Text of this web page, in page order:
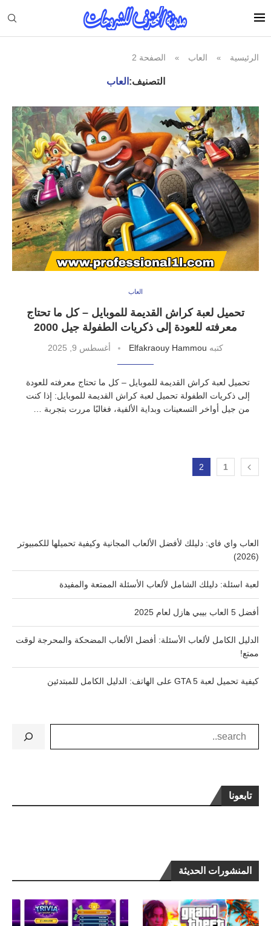
الرئيسية » العاب » الصفحة 2
التصنيف: العاب
العاب
تحميل لعبة كراش القديمة للموبايل – كل ما تحتاج
معرفته للعودة إلى ذكريات الطفولة جيل 2000
كتبه Elfakraouy Hammou أغسطس 9, 2025
تحميل لعبة كراش القديمة للموبايل – كل ما تحتاج معرفته للعودة
إلى ذكريات الطفولة تحميل لعبة كراش القديمة للموبايل: إذا كنت
من جيل أواخر التسعينات وبداية الألفية، فغالبًا مررت بتجربة …
1
2
العاب واي فاي: دليلك لأفضل الألعاب المجانية وكيفية تحميلها للكمبيوتر
(2026)
لعبة اسئلة: دليلك الشامل لألعاب الأسئلة الممتعة والمفيدة
أفضل 5 العاب بيبي هازل لعام 2025
الدليل الكامل لألعاب الأسئلة: أفضل الألعاب المضحكة والمحرجة لوقت
ممتع!
كيفية تحميل لعبة GTA 5 على الهاتف: الدليل الكامل للمبتدئين
تابعونا
المنشورات الحديثة